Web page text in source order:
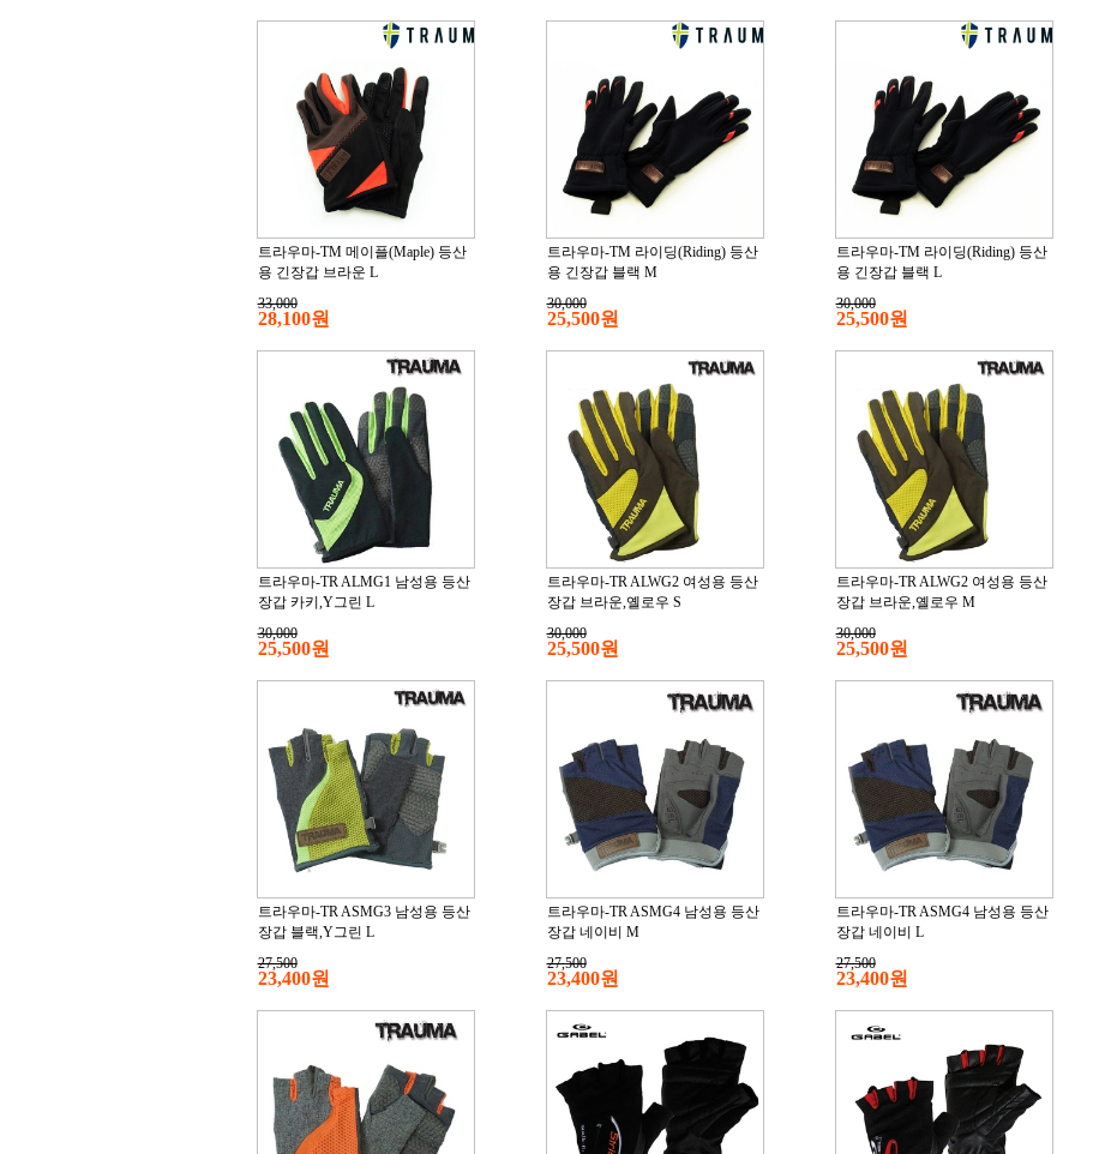
트라우마-TM 메이플(Maple) 등산
용 긴장갑 브라운 L
33,000
28,100원
트라우마-TM 라이딩(Riding) 등산
용 긴장갑 블랙 M
30,000
25,500원
트라우마-TM 라이딩(Riding) 등산
용 긴장갑 블랙 L
30,000
25,500원
트라우마-TR ALMG1 남성용 등산
장갑 카키,Y그린 L
30,000
25,500원
트라우마-TR ALWG2 여성용 등산
장갑 브라운,옐로우 S
30,000
25,500원
트라우마-TR ALWG2 여성용 등산
장갑 브라운,옐로우 M
30,000
25,500원
트라우마-TR ASMG3 남성용 등산
장갑 블랙,Y그린 L
27,500
23,400원
트라우마-TR ASMG4 남성용 등산
장갑 네이비 M
27,500
23,400원
트라우마-TR ASMG4 남성용 등산
장갑 네이비 L
27,500
23,400원